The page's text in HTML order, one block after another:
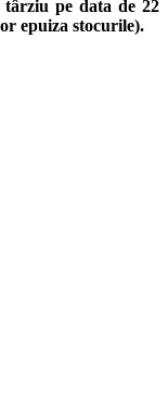
târziu pe data de 22
epuiza stocurile).